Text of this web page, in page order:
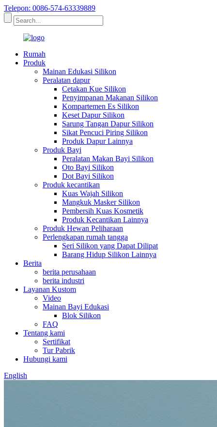
Telepon: 0086-574-63339889
Rumah
Produk
Mainan Edukasi Silikon
Peralatan dapur
Cetakan Kue Silikon
Penyimpanan Makanan Silikon
Kompartemen Es Silikon
Keset Dapur Silikon
Sarung Tangan Dapur Silikon
Sikat Pencuci Piring Silikon
Produk Dapur Lainnya
Produk Bayi
Peralatan Makan Bayi Silikon
Oto Bayi Silikon
Dot Bayi Silikon
Produk kecantikan
Kuas Wajah Silikon
Mangkuk Masker Silikon
Pembersih Kuas Kosmetik
Produk Kecantikan Lainnya
Produk Hewan Peliharaan
Perlengkapan rumah tangga
Seri Silikon yang Dapat Dilipat
Barang Hidup Silikon Lainnya
Berita
berita perusahaan
berita industri
Layanan Kustom
Video
Mainan Bayi Edukasi
Blok Silikon
FAQ
Tentang kami
Sertifikat
Tur Pabrik
Hubungi kami
English